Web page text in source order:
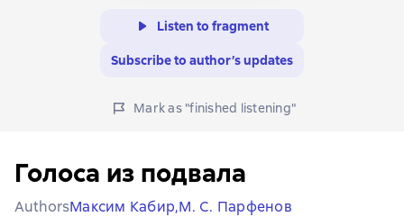
Listen to fragment
Subscribe to author’s updates
Mark as "finished listening"
Голоса из подвала
AuthorsМаксим Кабир,М. С. Парфенов